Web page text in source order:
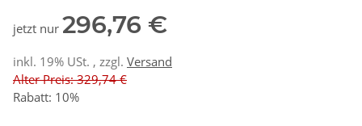
jetzt nur 296,76 €
inkl. 19% USt. , zzgl. Versand
Alter Preis: 329,74 €
Rabatt: 10%